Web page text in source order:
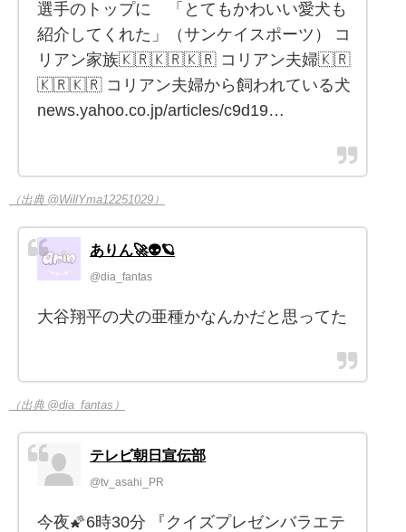
選手のトップに 「とてもかわいい愛犬も
紹介してくれた」（サンケイスポーツ） コ
リアン家族🇰🇷🇰🇷🇰🇷 コリアン夫婦🇰🇷
🇰🇷🇰🇷 コリアン夫婦から飼われている犬
news.yahoo.co.jp/articles/c9d19…
（出典 @WillYma12251029）
ありん🚀👽🪐
@dia_fantas
大谷翔平の犬の亜種かなんかだと思ってた
（出典 @dia_fantas）
テレビ朝日宣伝部
@tv_asahi_PR
今夜🌠6時30分 『クイズプレゼンバラエテ